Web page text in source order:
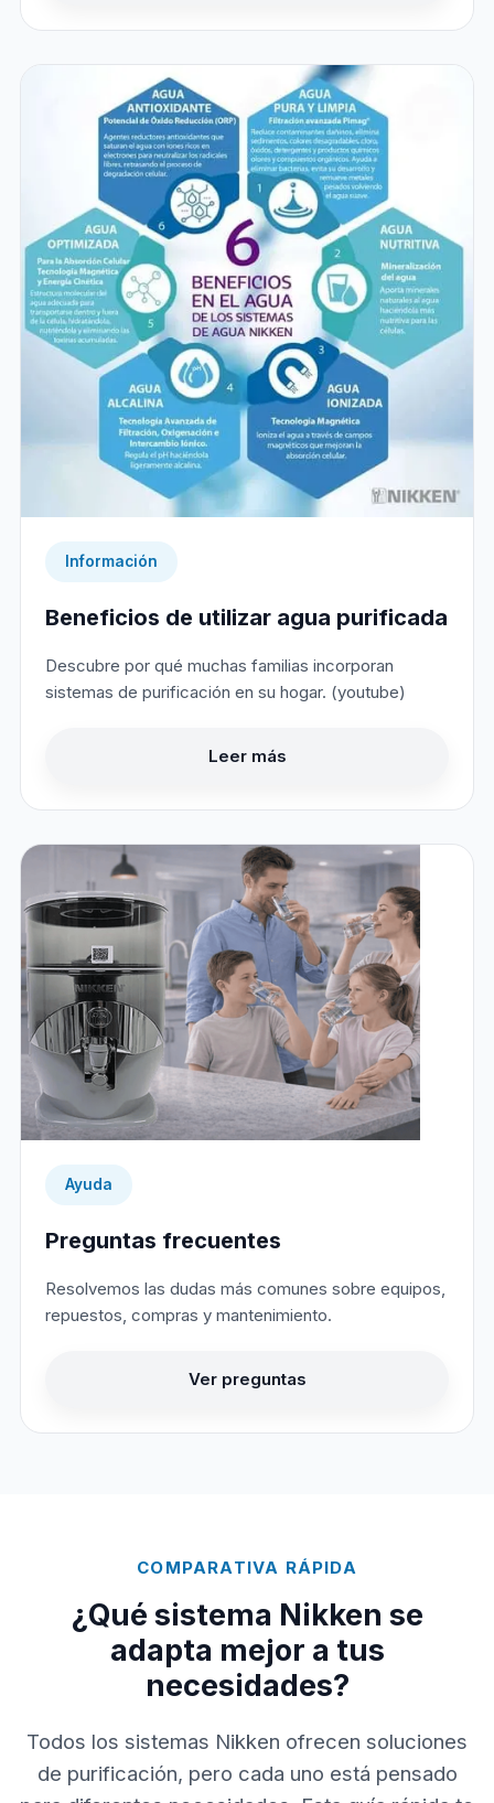
Información
Beneficios de utilizar agua purificada
Descubre por qué muchas familias incorporan
sistemas de purificación en su hogar. (youtube)
Leer más
Ayuda
Preguntas frecuentes
Resolvemos las dudas más comunes sobre equipos,
repuestos, compras y mantenimiento.
Ver preguntas
COMPARATIVA RÁPIDA
¿Qué sistema Nikken se
adapta mejor a tus
necesidades?
Todos los sistemas Nikken ofrecen soluciones
de purificación, pero cada uno está pensado